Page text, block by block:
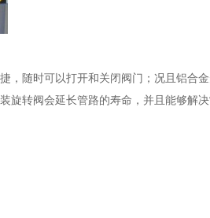
，随时可以打开和关闭阀门；况且铝合
旋转阀会延长管路的寿命，并且能够解